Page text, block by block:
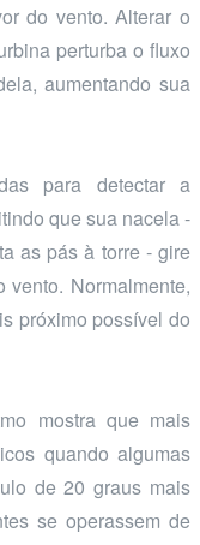
do vento. Alterar o
perturba o fluxo
aumentando sua
para detectar a
que sua nacela -
as pás à torre - gire
Normalmente,
próximo possível do
mostra que mais
quando algumas
de 20 graus mais
se operassem de